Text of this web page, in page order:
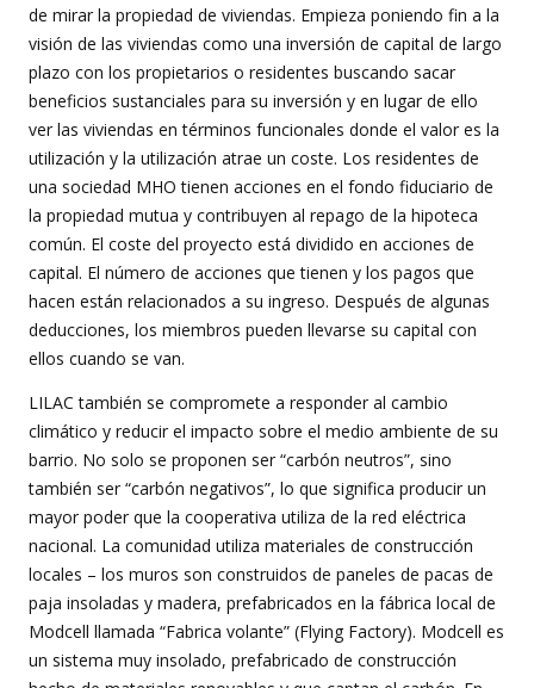
de mirar la propiedad de viviendas. Empieza poniendo fin a la
visión de las viviendas como una inversión de capital de largo
plazo con los propietarios o residentes buscando sacar
beneficios sustanciales para su inversión y en lugar de ello
ver las viviendas en términos funcionales donde el valor es la
utilización y la utilización atrae un coste. Los residentes de
una sociedad MHO tienen acciones en el fondo fiduciario de
la propiedad mutua y contribuyen al repago de la hipoteca
común. El coste del proyecto está dividido en acciones de
capital. El número de acciones que tienen y los pagos que
hacen están relacionados a su ingreso. Después de algunas
deducciones, los miembros pueden llevarse su capital con
ellos cuando se van.
LILAC también se compromete a responder al cambio
climático y reducir el impacto sobre el medio ambiente de su
barrio. No solo se proponen ser “carbón neutros”, sino
también ser “carbón negativos”, lo que significa producir un
mayor poder que la cooperativa utiliza de la red eléctrica
nacional. La comunidad utiliza materiales de construcción
locales – los muros son construidos de paneles de pacas de
paja insoladas y madera, prefabricados en la fábrica local de
Modcell llamada “Fabrica volante” (Flying Factory). Modcell es
un sistema muy insolado, prefabricado de construcción